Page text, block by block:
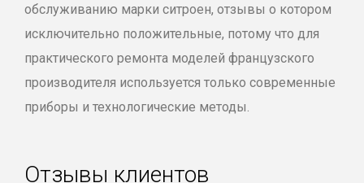
обслуживанию марки ситроен, отзывы о котором
исключительно положительные, потому что для
практического ремонта моделей французского
производителя используется только современные
приборы и технологические методы.
Отзывы клиентов